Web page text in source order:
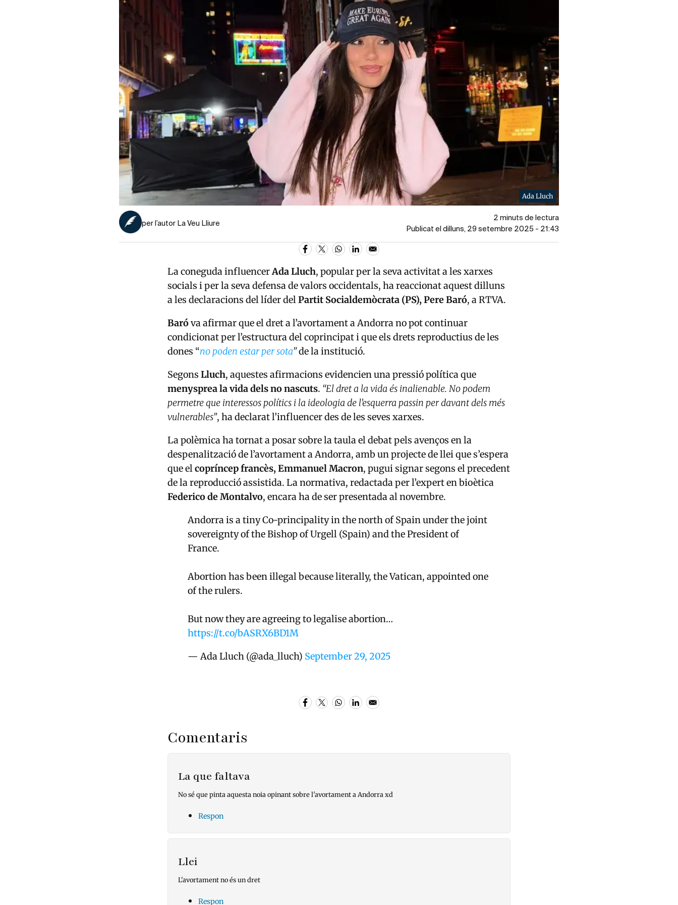
Ada Lluch
per l’autor La Veu Lliure
2 minuts de lectura
Publicat el dilluns, 29 setembre 2025 - 21:43
La coneguda influencerAda Lluch, popular per la seva activitat a les xarxes
socials i per la seva defensa de valors occidentals, ha reaccionat aquest dilluns
a les declaracions del líder delPartit Socialdemòcrata (PS), Pere Baró, a RTVA.
Baróva afirmar que el dret a l’avortament a Andorra no pot continuar
condicionat per l’estructura del coprincipat i que els drets reproductius de les
dones “no poden estar per sota”de la institució.
Segons Lluch, aquestes afirmacions evidencien una pressió política que
menysprea la vida dels no nascuts. “El dret a la vida és inalienable. No podem
permetre que interessos polítics i la ideologia de l’esquerra passin per davant dels més
vulnerables”, ha declarat l’influencer des de les seves xarxes.
La polèmica ha tornat a posar sobre la taula el debat pels avenços en la
despenalització de l’avortament a Andorra, amb un projecte de llei que s’espera
que elcopríncep francès, Emmanuel Macron, pugui signar segons el precedent
de la reproducció assistida. La normativa, redactada per l’expert en bioètica
Federico de Montalvo, encara ha de ser presentada al novembre.
Andorra is a tiny Co-principality in the north of Spain under the joint
sovereignty of the Bishop of Urgell (Spain) and the President of
France.
Abortion has been illegal because literally, the Vatican, appointed one
of the rulers.
But now they are agreeing to legalise abortion…
https://t.co/bASRX6BD1M
— Ada Lluch (@ada_lluch) September 29, 2025
Comentaris
La que faltava
No sé que pinta aquesta noia opinant sobre l'avortament a Andorra xd
Respon
Llei
L'avortament no és un dret
Respon